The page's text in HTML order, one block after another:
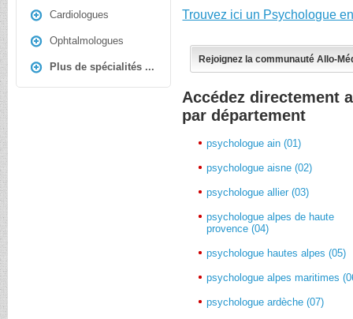
Cardiologues
Ophtalmologues
Plus de spécialités ...
Trouvez ici un Psychologue
Rejoignez la communauté Allo-
Accédez directement
par département
psychologue ain (01)
psychologue aisne (02)
psychologue allier (03)
psychologue alpes de haute
provence (04)
psychologue hautes alpes (05)
psychologue alpes maritimes
psychologue ardèche (07)